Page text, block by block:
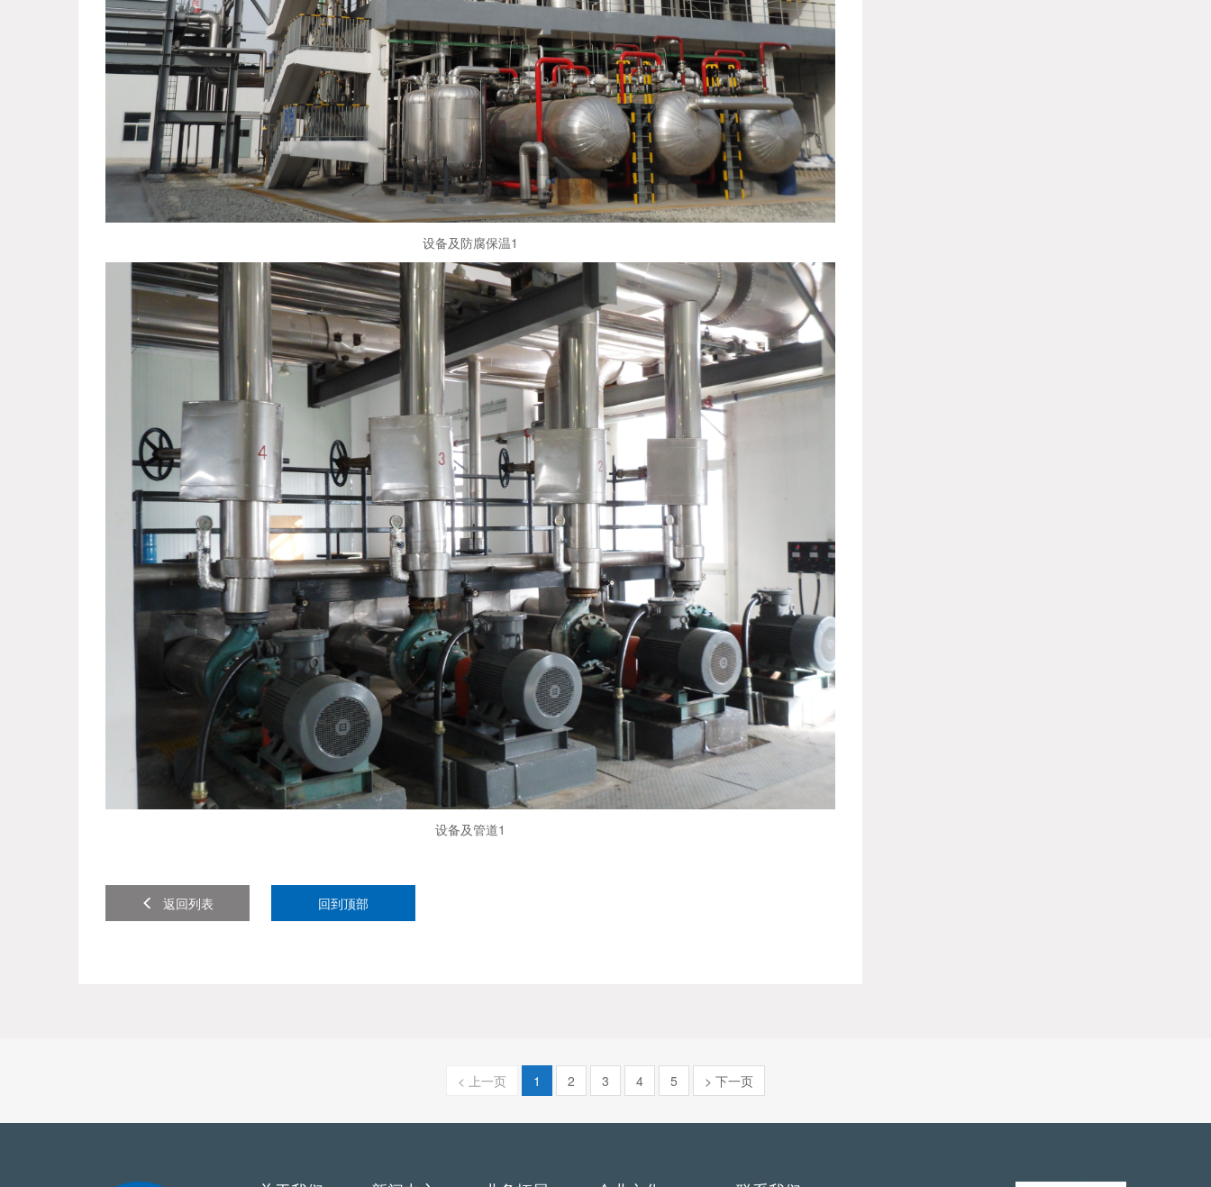
设备及防腐保温1
设备及管道1
返回列表 回到顶部
< 上一页 1 2 3 4 5 > 下一页